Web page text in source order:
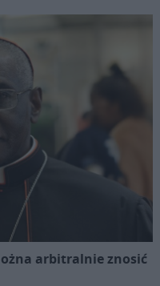
arbitralnie znosić